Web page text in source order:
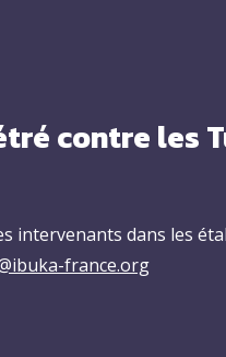
contre les
intervenants dans les
france.org